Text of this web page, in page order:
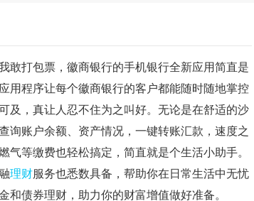
敢打包票，徽商银行的手机银行全新应用简直是
用程序让每个徽商银行的客户都能随时随地掌控
及，真让人忍不住为之叫好。无论是在舒适的沙
询账户余额、资产情况，一键转账汇款，速度之
气等缴费也轻松搞定，简直就是个生活小助手。
理财服务也悉数具备，帮助你在日常生活中无忧
和债券理财，助力你的财富增值做好准备。